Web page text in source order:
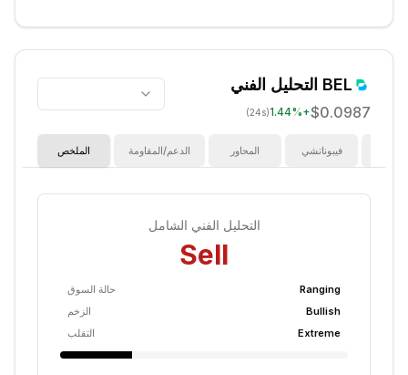
BEL التحليل الفني
$0.0987
+
1.44%
(24s)
الملخص الدعم/المقاومة المحاور فيبوناتشي
التحليل الفني الشامل
Sell
حالة السوق
Ranging
الزخم
Bullish
التقلب
Extreme